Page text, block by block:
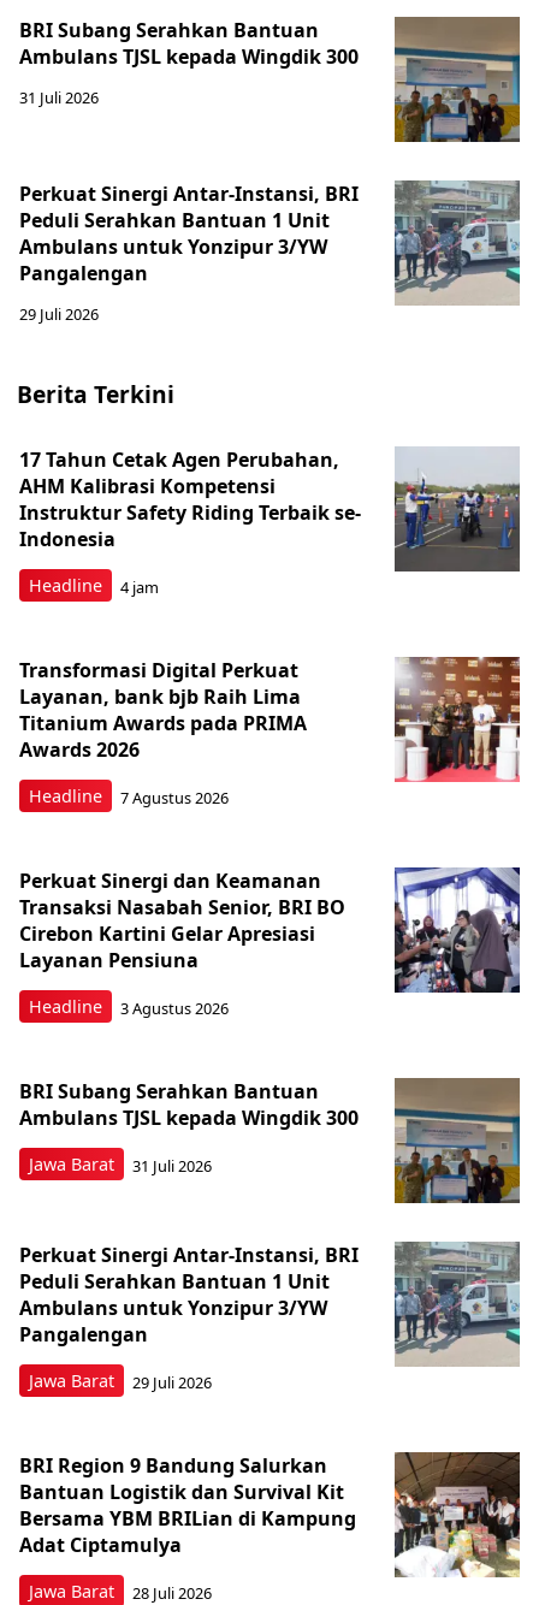
BRI Subang Serahkan Bantuan
Ambulans TJSL kepada Wingdik 300
31 Juli 2026
Perkuat Sinergi Antar-Instansi, BRI
Peduli Serahkan Bantuan 1 Unit
Ambulans untuk Yonzipur 3/YW
Pangalengan
29 Juli 2026
Berita Terkini
Headline
17 Tahun Cetak Agen Perubahan,
AHM Kalibrasi Kompetensi
Instruktur Safety Riding Terbaik se-
Indonesia
4 jam
Headline
Transformasi Digital Perkuat
Layanan, bank bjb Raih Lima
Titanium Awards pada PRIMA
Awards 2026
7 Agustus 2026
Headline
Perkuat Sinergi dan Keamanan
Transaksi Nasabah Senior, BRI BO
Cirebon Kartini Gelar Apresiasi
Layanan Pensiuna
3 Agustus 2026
Jawa Barat
BRI Subang Serahkan Bantuan
Ambulans TJSL kepada Wingdik 300
31 Juli 2026
Jawa Barat
Perkuat Sinergi Antar-Instansi, BRI
Peduli Serahkan Bantuan 1 Unit
Ambulans untuk Yonzipur 3/YW
Pangalengan
29 Juli 2026
Jawa Barat
BRI Region 9 Bandung Salurkan
Bantuan Logistik dan Survival Kit
Bersama YBM BRILian di Kampung
Adat Ciptamulya
28 Juli 2026